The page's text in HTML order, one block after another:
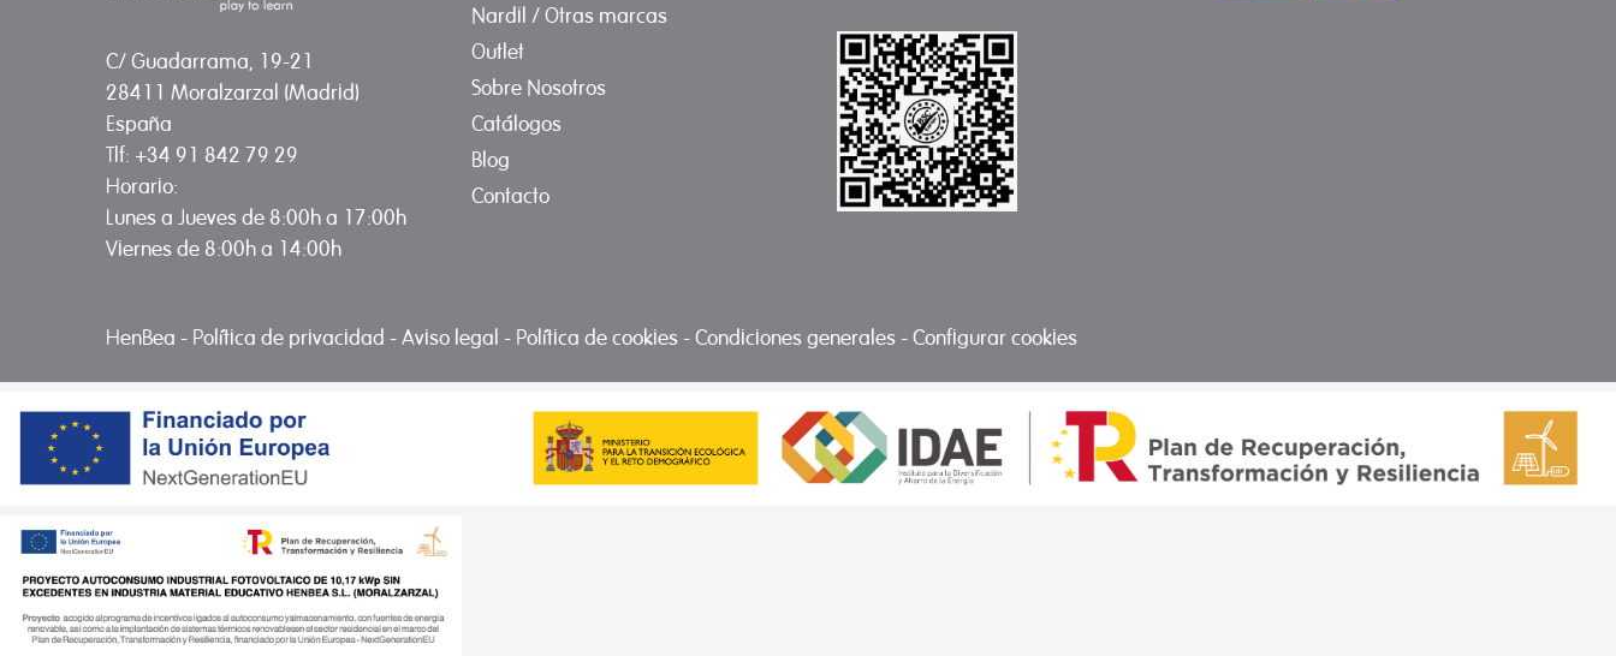
C/ Guadarrama, 19-21
28411 Moralzarzal (Madrid)
España
Tlf: +34 91 842 79 29
Horario:
Lunes a Jueves de 8:00h a 17:00h
Viernes de 8:00h a 14:00h
Nardil / Otras marcas
Outlet
Sobre Nosotros
Catálogos
Blog
Contacto
HenBea - Política de privacidad -Aviso legal - Política de cookies -Condiciones generales -Configurar cookies